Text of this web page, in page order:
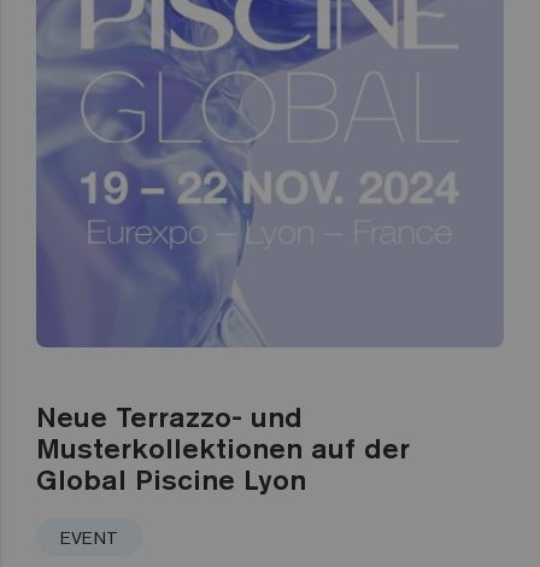
Neue Terrazzo- und
Musterkollektionen auf der
Global Piscine Lyon
EVENT